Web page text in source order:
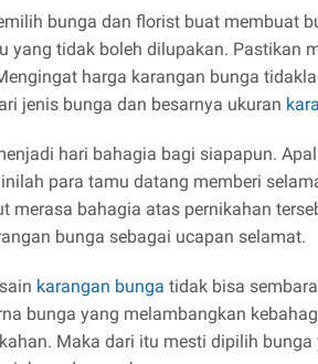
bunga dan florist buat membuat
yang tidak boleh dilupakan. Pastikan
harga karangan bunga
jenis bunga dan besarnya ukuran
hari bahagia bagi siapapun.
para tamu datang memberi
merasa bahagia atas pernikahan
bunga sebagai ucapan selamat.
karangan bunga tidak bisa
bunga yang melambangkan
Maka dari itu mesti dipilih